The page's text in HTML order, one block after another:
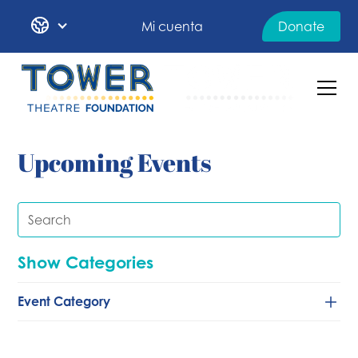
Mi cuenta Donate
Upcoming Events
Show Categories
Event Category